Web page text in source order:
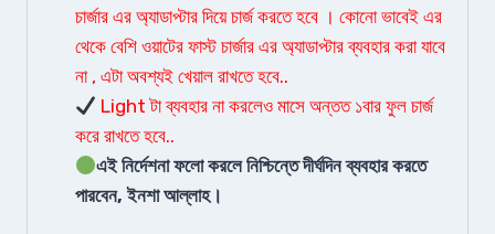
চার্জার এর অ্যাডাপ্টার দিয়ে চার্জ করতে হবে । কোনো ভাবেই এর
থেকে বেশি ওয়াটের ফাস্ট চার্জার এর অ্যাডাপ্টার ব্যবহার করা যাবে
না , এটা অবশ্যই খেয়াল রাখতে হবে..
Light টা ব্যবহার না করলেও মাসে অন্তত ১বার ফুল চার্জ
করে রাখতে হবে..
এই নির্দেশনা ফলো করলে নিশ্চিন্তে দীর্ঘদিন ব্যবহার করতে
পারবেন, ইনশা আল্লাহ।